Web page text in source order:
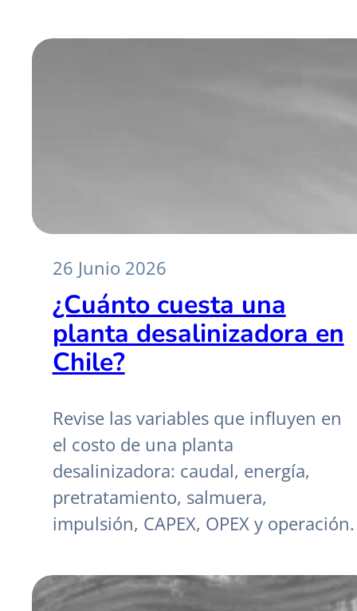
26 Junio 2026
¿Cuánto cuesta una
planta desalinizadora en
Chile?
Revise las variables que influyen en
el costo de una planta
desalinizadora: caudal, energía,
pretratamiento, salmuera,
impulsión, CAPEX, OPEX y operación.